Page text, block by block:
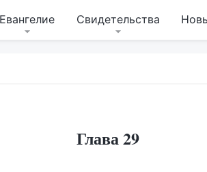
Евангелие Свидетельства
Глава 29